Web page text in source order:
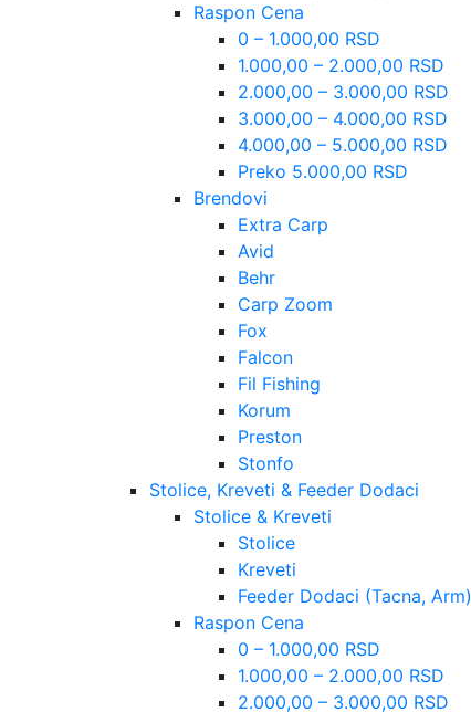
Raspon Cena
0 – 1.000,00 RSD
1.000,00 – 2.000,00 RSD
2.000,00 – 3.000,00 RSD
3.000,00 – 4.000,00 RSD
4.000,00 – 5.000,00 RSD
Preko 5.000,00 RSD
Brendovi
Extra Carp
Avid
Behr
Carp Zoom
Fox
Falcon
Fil Fishing
Korum
Preston
Stonfo
Stolice, Kreveti & Feeder Dodaci
Stolice & Kreveti
Stolice
Kreveti
Feeder Dodaci (Tacna, Arm)
Raspon Cena
0 – 1.000,00 RSD
1.000,00 – 2.000,00 RSD
2.000,00 – 3.000,00 RSD